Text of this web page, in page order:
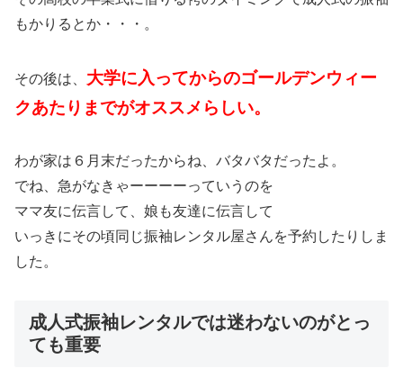
もかりるとか・・・。
その後は、 大学に入ってからのゴールデンウィー
クあたりまでがオススメらしい。
わが家は６月末だったからね、バタバタだったよ。
でね、急がなきゃーーーーっていうのを
ママ友に伝言して、娘も友達に伝言して
いっきにその頃同じ振袖レンタル屋さんを予約したりしま
した。
成人式振袖レンタルでは迷わないのがとっ
ても重要